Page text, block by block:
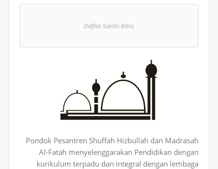
Daftar Santri Baru
Pondok Pesantren Shuffah Hizbullah dan Madrasah
Al-Fatah menyelenggarakan Pendidikan dengan
kurikulum terpadu dan integral dengan lembaga